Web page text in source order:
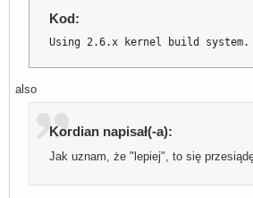
Kod:
Using 2.6.x kernel build system.
also
Kordian napisał(-a):
Jak uznam, że "lepiej", to się